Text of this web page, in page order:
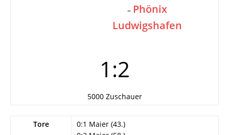
– Phönix
Ludwigshafen
1:2
5000 Zuschauer
Tore
0:1 Maier (43.)